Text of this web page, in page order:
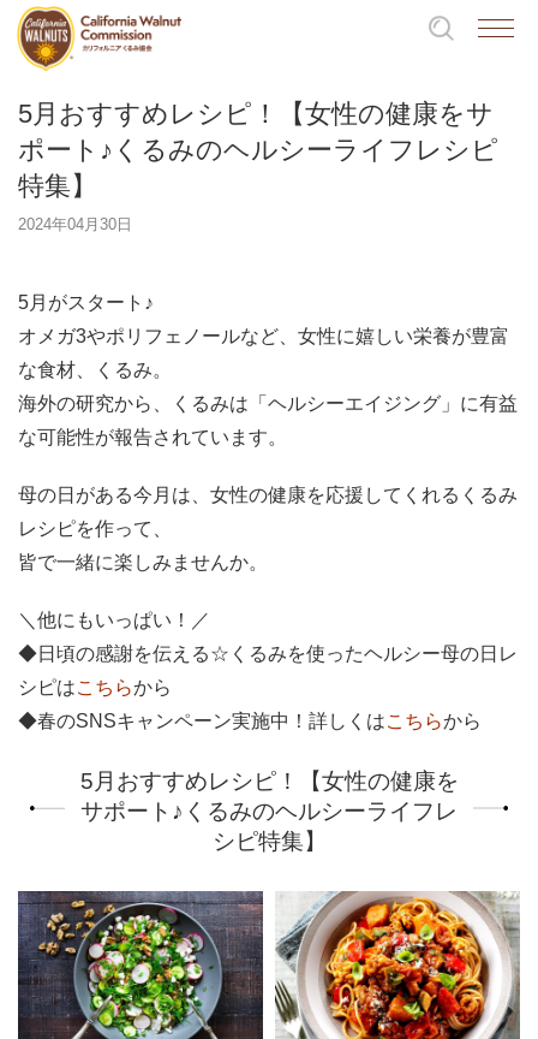
5月おすすめレシピ！【女性の健康をサ
ポート♪くるみのヘルシーライフレシピ
特集】
2024年04月30日
5月がスタート♪
オメガ3やポリフェノールなど、女性に嬉しい栄養が豊富
な食材、くるみ。
海外の研究から、くるみは「ヘルシーエイジング」に有益
な可能性が報告されています。
母の日がある今月は、女性の健康を応援してくれるくるみ
レシピを作って、
皆で一緒に楽しみませんか。
＼他にもいっぱい！／
◆日頃の感謝を伝える☆くるみを使ったヘルシー母の日レ
シピはこちらから
◆春のSNSキャンペーン実施中！詳しくはこちらから
5月おすすめレシピ！【女性の健康を
サポート♪くるみのヘルシーライフレ
シピ特集】